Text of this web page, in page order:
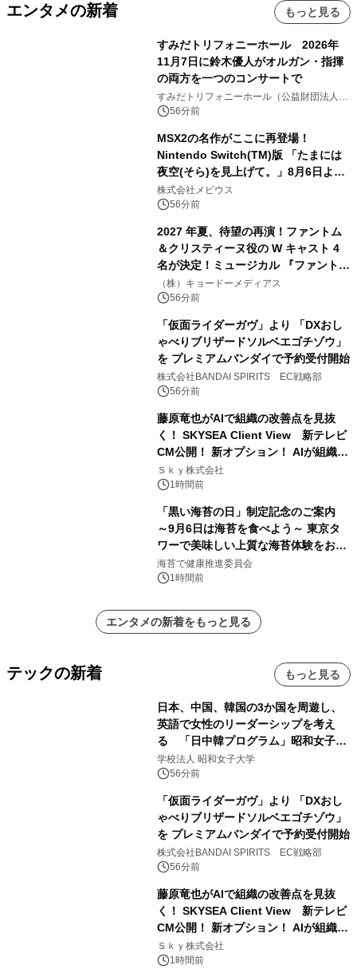
エンタメの新着 もっと見る
すみだトリフォニーホール 2026年
11月7日に鈴木優人がオルガン・指揮
の両方を一つのコンサートで
すみだトリフォニーホール（公益財団法人墨
田区文化振興財団）
56分前
MSX2の名作がここに再登場！
Nintendo Switch(TM)版 「たまには
夜空(そら)を見上げて。」8月6日より
配信開始！
株式会社メビウス
56分前
2027 年夏、待望の再演！ファントム
＆クリスティーヌ役の W キャスト 4
名が決定！ミュージカル 『ファント
ム』
（株）キョードーメディアス
56分前
「仮面ライダーガヴ」より 「DXおし
ゃべりブリザードソルベエゴチゾウ」
を プレミアムバンダイで予約受付開始
株式会社BANDAI SPIRITS EC戦略部
56分前
藤原竜也がAIで組織の改善点を見抜
く！ SKYSEA Client View 新テレビ
CM公開！ 新オプション！ AIが組織の
業務実態を分析し労務改善を支援。 藤
原竜也メイキング動画公開 「もしAIが
る自信がある」「昨年の夏はカブトム
シを捕まえたり、虫と戦ったり…」
Ｓｋｙ株式会社
1時間前
「黒い海苔の日」制定記念のご案内
～9月6日は海苔を食べよう～ 東京タ
ワーで美味しい上質な海苔体験をお届
けします！
海苔で健康推進委員会
1時間前
エンタメの新着をもっと見る
テックの新着 もっと見る
日本、中国、韓国の3か国を周遊し、
英語で女性のリーダーシップを考え
る 「日中韓プログラム」昭和女子大
学で開催
学校法人 昭和女子大学
56分前
「仮面ライダーガヴ」より 「DXおし
ゃべりブリザードソルベエゴチゾウ」
を プレミアムバンダイで予約受付開始
株式会社BANDAI SPIRITS EC戦略部
56分前
藤原竜也がAIで組織の改善点を見抜
く！ SKYSEA Client View 新テレビ
CM公開！ 新オプション！ AIが組織の
業務実態を分析し労務改善を支援。 藤
原竜也メイキング動画公開 「もしAIが
Ｓｋｙ株式会社
1時間前